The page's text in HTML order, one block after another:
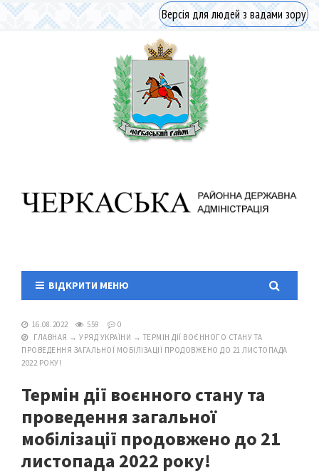
Версія для людей з вадами зору
ВІДКРИТИ МЕНЮ
16.08.2022 559
0
ГЛАВНАЯ → УРЯД УКРАЇНИ → ТЕРМІН ДІЇ ВОЄННОГО СТАНУ ТА
ПРОВЕДЕННЯ ЗАГАЛЬНОЇ МОБІЛІЗАЦІЇ ПРОДОВЖЕНО ДО 21 ЛИСТОПАДА
2022 РОКУ!
Термін дії воєнного стану та
проведення загальної
мобілізації продовжено до 21
листопада 2022 року!